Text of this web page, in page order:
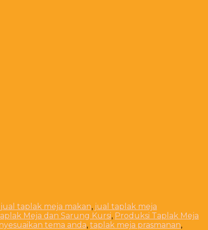
jual taplak meja makan, jual taplak meja
Meja dan Sarung Kursi, Produksi Taplak Meja
tema anda, taplak meja prasmanan,